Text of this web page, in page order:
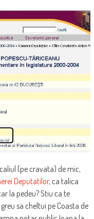
(pe cravata) de mic,
Deputatilor, ca talica
la pedeu? Stiu ca te
sa cheltui pe Coasta de